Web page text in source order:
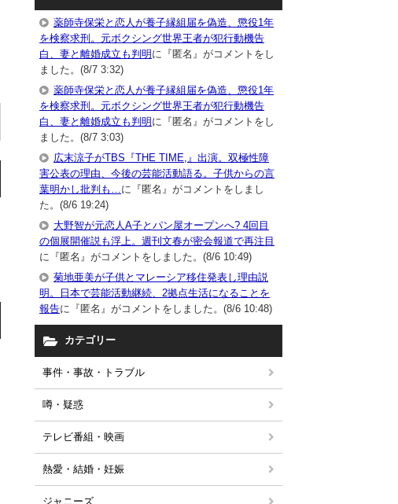
薬師寺保栄と恋人が養子縁組届を偽造、懲役1年
を検察求刑。元ボクシング世界王者が犯行動機告
白、妻と離婚成立も判明に『匿名』がコメントをし
ました。(8/7 3:32)
薬師寺保栄と恋人が養子縁組届を偽造、懲役1年
を検察求刑。元ボクシング世界王者が犯行動機告
白、妻と離婚成立も判明に『匿名』がコメントをし
ました。(8/7 3:03)
広末涼子がTBS『THE TIME,』出演。双極性障
害公表の理由、今後の芸能活動語る。子供からの言
葉明かし批判も… に『匿名』がコメントをしまし
た。(8/6 19:24)
大野智が元恋人A子とパン屋オープンへ? 4回目
の個展開催説も浮上。週刊文春が密会報道で再注目
に『匿名』がコメントをしました。(8/6 10:49)
菊地亜美が子供とマレーシア移住発表し理由説
明。日本で芸能活動継続、2拠点生活になることを
報告に『匿名』がコメントをしました。(8/6 10:48)
カテゴリー
事件・事故・トラブル
噂・疑惑
テレビ番組・映画
熱愛・結婚・妊娠
ジャニーズ